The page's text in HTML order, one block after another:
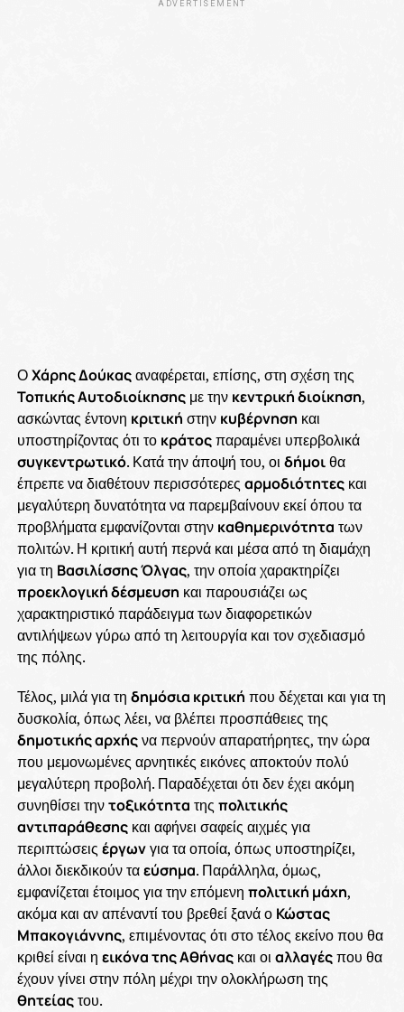
ADVERTISEMENT
ΟΧάρης Δούκαςαναφέρεται, επίσης, στη σχέση της
Τοπικής Αυτοδιοίκησηςμε την κεντρική διοίκηση,
ασκώντας έντονη κριτική στην κυβέρνηση και
υποστηρίζοντας ότι το κράτοςπαραμένει υπερβολικά
συγκεντρωτικό. Κατά την άποψή του, οι δήμοιθα
έπρεπε να διαθέτουν περισσότερες αρμοδιότητεςκαι
μεγαλύτερη δυνατότητα να παρεμβαίνουν εκεί όπου τα
προβλήματα εμφανίζονται στην καθημερινότητα των
πολιτών. Η κριτική αυτή περνά και μέσα από τη διαμάχη
για τη Βασιλίσσης Όλγας, την οποία χαρακτηρίζει
προεκλογική δέσμευση και παρουσιάζει ως
χαρακτηριστικό παράδειγμα των διαφορετικών
αντιλήψεων γύρω από τη λειτουργία και τον σχεδιασμό
της πόλης.
Τέλος, μιλά για τη δημόσια κριτική που δέχεται και για τη
δυσκολία, όπως λέει, να βλέπει προσπάθειες της
δημοτικής αρχήςνα περνούν απαρατήρητες, την ώρα
που μεμονωμένες αρνητικές εικόνες αποκτούν πολύ
μεγαλύτερη προβολή. Παραδέχεται ότι δεν έχει ακόμη
συνηθίσει τηντοξικότητα της πολιτικής
αντιπαράθεσηςκαι αφήνει σαφείς αιχμές για
περιπτώσεις έργωνγια τα οποία, όπως υποστηρίζει,
άλλοι διεκδικούν ταεύσημα. Παράλληλα, όμως,
εμφανίζεται έτοιμος για την επόμενη πολιτική μάχη,
ακόμα και αν απέναντί του βρεθεί ξανά ο Κώστας
Μπακογιάννης, επιμένοντας ότι στο τέλος εκείνο που θα
κριθεί είναι η εικόνα της Αθήναςκαι οι αλλαγέςπου θα
έχουν γίνει στην πόλη μέχρι την ολοκλήρωση της
θητείαςτου.